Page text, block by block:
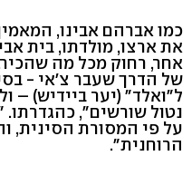
כמו אברהם אבינו,
את ארצו, מולדתו, בית
אחר, רחוק מכל מה
של הדרך שעבר צ'אי -
ל"ואלד" (יער ביידיש) –
נטול שורשים", כהגדרתו.
על פי המסורת הסינית,
הרוחנית".